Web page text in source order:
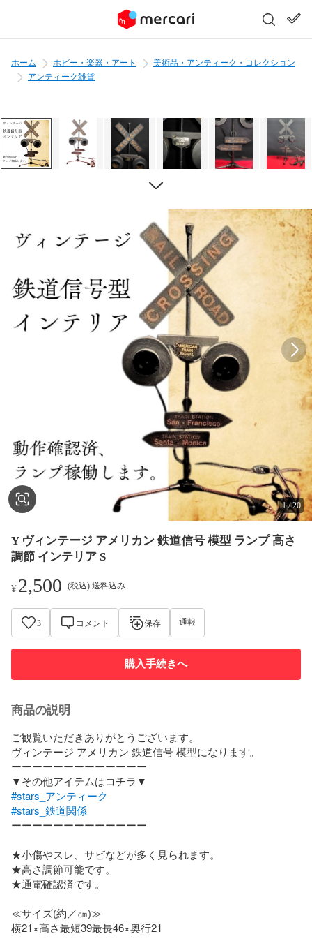
ホーム ホビー・楽器・アート
美術品・アンティーク・コレクション
アンティーク雑貨
1/20
Y ヴィンテージ アメリカン 鉄道信号 模型 ランプ 高さ
調節 インテリア S
¥2,500 (税込) 送料込み
3 コメント 保存 通報
購入手続きへ
商品の説明
ご観覧いただきありがとうございます。
ヴィンテージ アメリカン 鉄道信号 模型になります。
ーーーーーーーーーーーーー
#stars_アンティーク
#stars_鉄道関係
ーーーーーーーーーーーーー
★小傷やスレ、サビなどが多く見られます。
★高さ調節可能です。
★通電確認済です。
≪サイズ(約／㎝)≫
横21×高さ最短39最長46×奥行21